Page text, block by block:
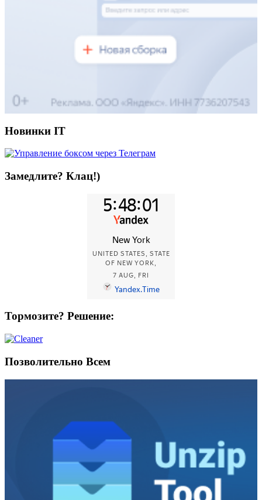
Новинки IT
Замедлите? Клац!)
Тормозите? Решение:
Позволительно Всем